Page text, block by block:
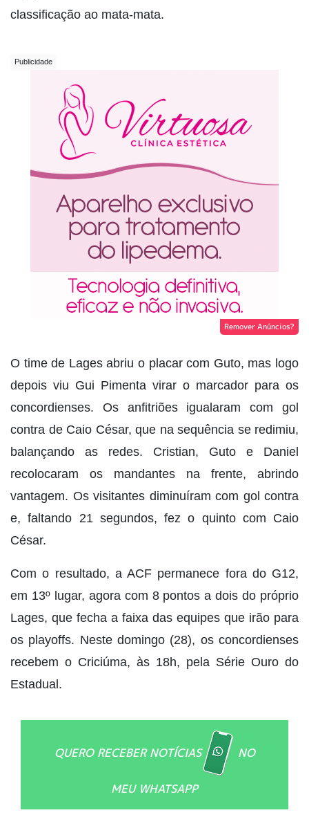
classificação ao mata-mata.
Remover Anúncios?
O time de Lages abriu o placar com Guto, mas logo
depois viu Gui Pimenta virar o marcador para os
concordienses. Os anfitriões igualaram com gol
contra de Caio César, que na sequência se redimiu,
balançando as redes. Cristian, Guto e Daniel
recolocaram os mandantes na frente, abrindo
vantagem. Os visitantes diminuíram com gol contra
e, faltando 21 segundos, fez o quinto com Caio
César.
Com o resultado, a ACF permanece fora do G12,
em 13º lugar, agora com 8 pontos a dois do próprio
Lages, que fecha a faixa das equipes que irão para
os playoffs. Neste domingo (28), os concordienses
recebem o Criciúma, às 18h, pela Série Ouro do
Estadual.
QUERO RECEBER NOTÍCIAS NO
MEU WHATSAPP